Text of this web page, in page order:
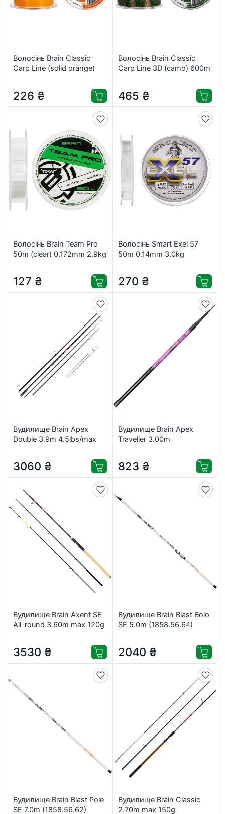
Волосінь Brain Classic
Carp Line (solid orange)
226 ₴
Волосінь Brain Classic
Carp Line 3D (camo) 600m
465 ₴
Волосінь Brain Team Pro
50m (clear) 0.172mm 2.9kg
127 ₴
Волосінь Smart Exel 57
50m 0.14mm 3.0kg
270 ₴
Вудилище Brain Apex
Double 3.9m 4.5lbs/max
3060 ₴
Вудилище Brain Apex
Traveller 3.00m
823 ₴
Вудилище Brain Axent SE
All-round 3.60m max 120g
3530 ₴
Вудилище Brain Blast Bolo
SE 5.0m (1858.56.64)
2040 ₴
Вудилище Brain Blast Pole
SE 7.0m (1858.56.62)
Вудилище Brain Classic
2.70m max 150g